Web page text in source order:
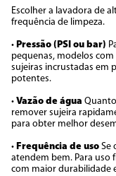
Escolher a lavadora de
frequência de limpeza.
• Pressão (PSI ou bar)
pequenas, modelos
sujeiras incrustadas em
potentes.
• Vazão de água
remover sujeira
para obter melhor
• Frequência de uso Se
atendem bem. Para uso
com maior durabilidade